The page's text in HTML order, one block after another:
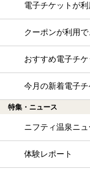
電子チケットが
クーポンが利用
おすすめ電子チ
今月の新着電子
特集・ニュース
ニフティ温泉ニュ
体験レポート